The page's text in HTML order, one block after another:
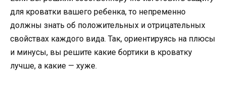
для кроватки вашего ребенка, то непременно
должны знать об положительных и отрицательных
свойствах каждого вида. Так, ориентируясь на плюсы
и минусы, вы решите какие бортики в кроватку
лучше, а какие — хуже.